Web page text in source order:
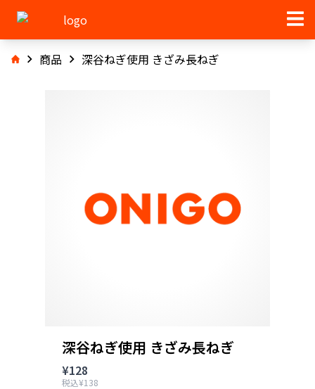
商品 深谷ねぎ使用 きざみ長ねぎ
深谷ねぎ使用 きざみ長ねぎ
¥128
税込¥138